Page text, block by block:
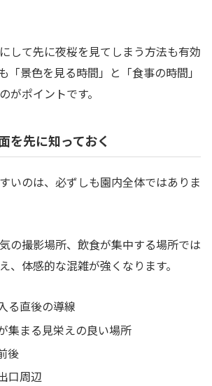
して先に夜桜を見てしまう方法も有効
「景色を見る時間」と「食事の時間」
がポイントです。
を先に知っておく
いのは、必ずしも園内全体ではありま
の撮影場所、飲食が集中する場所では
、体感的な混雑が強くなります。
る直後の導線
集まる見栄えの良い場所
後
口周辺